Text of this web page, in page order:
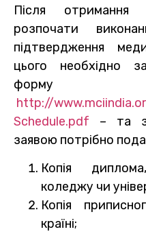
Після
розпочати
підтвердження
цього необхідно
http://
Schedule.pdf – та
заявою потрібно
Копія
коледжу чи
Копія
країні;